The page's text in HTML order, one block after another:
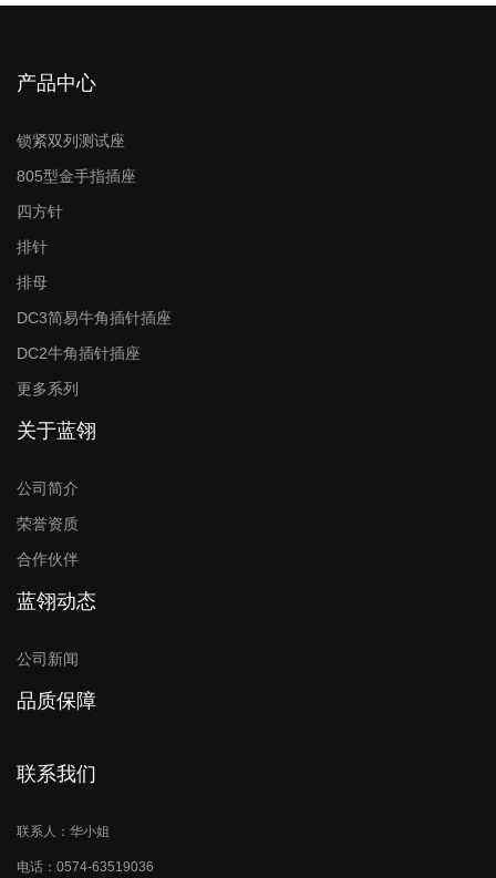
产品中心
锁紧双列测试座
805型金手指插座
四方针
排针
排母
DC3简易牛角插针插座
DC2牛角插针插座
更多系列
关于蓝翎
公司简介
荣誉资质
合作伙伴
蓝翎动态
公司新闻
品质保障
联系我们
联系人：华小姐
电话：0574-63519036